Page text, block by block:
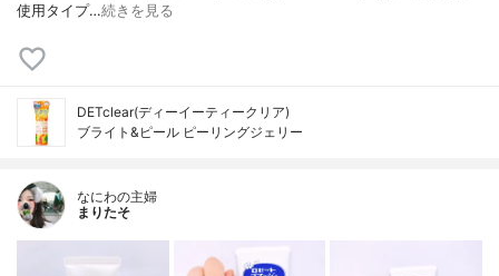
使用タイプ…続きを見る
DETclear(ディーイーティークリア)
ブライト&ピール ピーリングジェリー
なにわの主婦
まりたそ